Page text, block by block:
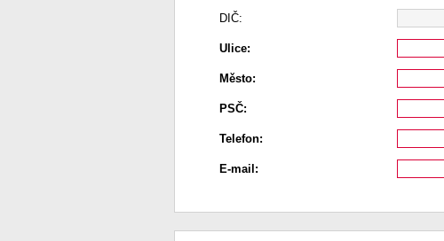
DIČ:
Ulice:
Město:
PSČ:
Telefon:
E-mail: